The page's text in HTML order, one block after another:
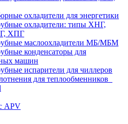
охладители для энергетики
охладители: типы ХНГ,
ХПГ
маслоохладители МБ/МБМ
конденсаторы для
машин
испарители для чиллеров
для теплообменников
APV